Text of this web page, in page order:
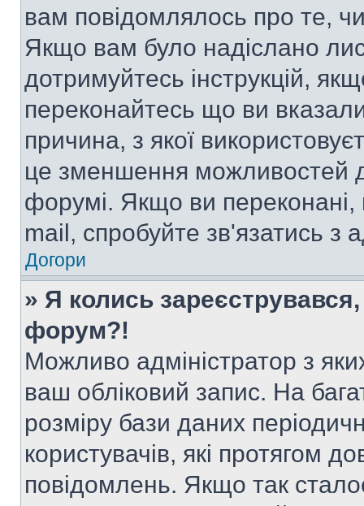
вам повідомлялось про те,
Якщо вам було надіслано
дотримуйтесь інструкцій,
переконайтесь що ви
причина, з якої
це зменшення можливостей
форумі. Якщо ви
mail, спробуйте зв'язатись з
Догори
» Я колись
форум?!
Можливо адміністратор з
ваш обліковий запис. На
розміру бази даних
користувачів, які протягом
повідомлень. Якщо так